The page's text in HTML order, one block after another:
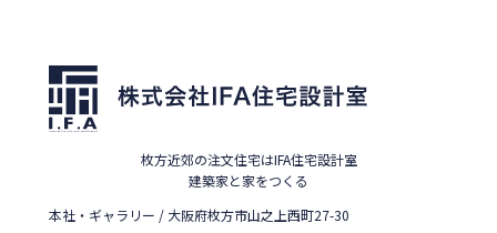
枚方近郊の注文住宅はIFA住宅設計室
建築家と家をつくる
本社・ギャラリー / 大阪府枚方市山之上西町27-30